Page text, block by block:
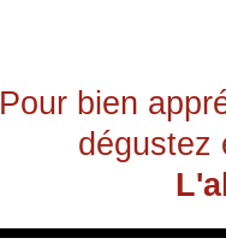
Pour bien
dégustez